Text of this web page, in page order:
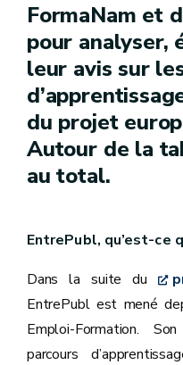
FormaNam et
pour analyser,
leur avis sur
du projet
Autour de la
au total.
EntrePubl, qu’est-ce
Dans la suite du
EntrePubl est mené
Emploi-Formation.
parcours